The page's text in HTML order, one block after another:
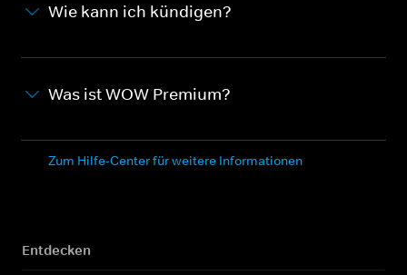
Wie kann ich kündigen?
Was ist WOW Premium?
Zum Hilfe-Center für weitere Informationen
Entdecken